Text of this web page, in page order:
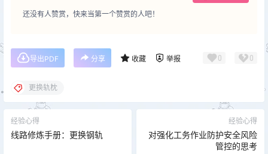
还没有人赞赏，快来当第一个赞赏的人吧！
导出PDF 分享 收藏 举报 0 0
更换轨枕
经验心得
线路修炼手册：更换钢轨
经验心得
对强化工务作业防护安全风险
管控的思考